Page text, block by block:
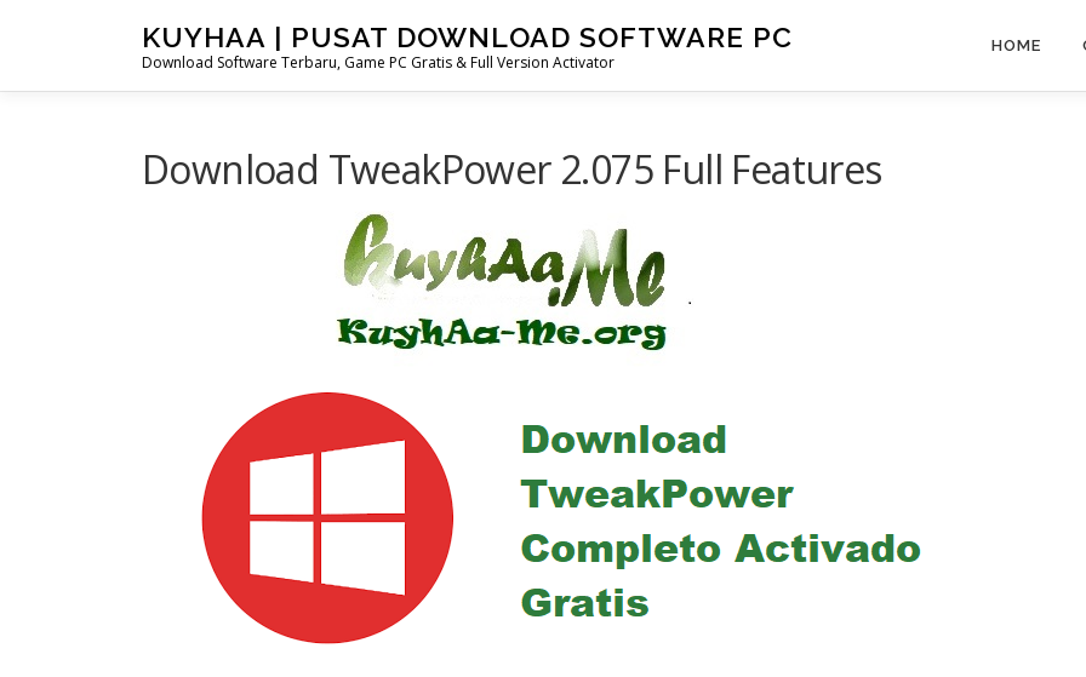
KUYHAA | PUSAT DOWNLOAD SOFTWARE PC
Download Software Terbaru, Game PC Gratis & Full Version Activator
HOME
Download TweakPower 2.075 Full Features